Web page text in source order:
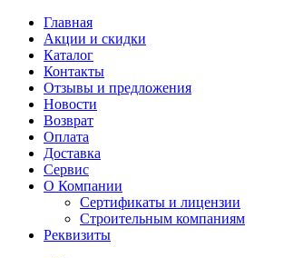
Главная
Акции и скидки
Каталог
Контакты
Отзывы и предложения
Новости
Возврат
Оплата
Доставка
Сервис
О Компании
Сертификаты и лицензии
Строительным компаниям
Реквизиты